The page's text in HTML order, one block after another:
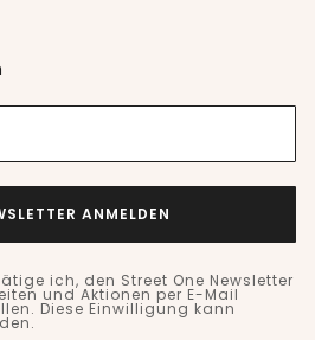
ANMELDEN
ich, den Street One Newsletter
und Aktionen per E-Mail
Diese Einwilligung kann